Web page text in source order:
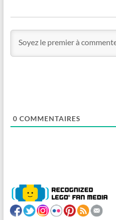
0 COMMENTAIRES